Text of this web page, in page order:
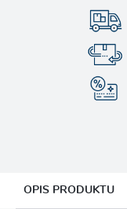
OPIS PRODUKTU